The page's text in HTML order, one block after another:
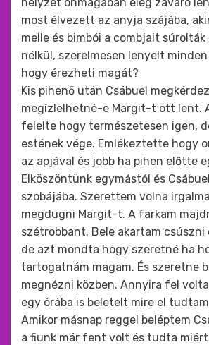
most élvezett az anyja szájába,
melle és bimbói a combjait súrolták
nélkül, szerelmesen lenyelt
hogy érezheti magát?
Kis pihenő után Csábuel
megízlelhetné-e Margit-t ott lent.
felelte hogy természetesen igen,
estének vége. Emlékeztette hogy
az apjával és jobb ha pihen előtte
Elköszöntünk egymástól és
szobájába. Szerettem volna
megdugni Margit-t. A farkam
szétrobbant. Bele akartam csúszni
de azt mondta hogy szeretné ha
tartogatnám magam. És szeretne
megnézni közben. Annyira fel
egy órába is beletelt mire el
Amikor másnap reggel beléptem
a fiunk már fent volt és tudta